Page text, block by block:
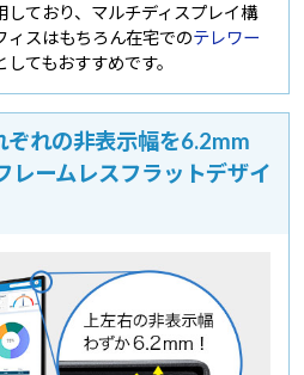
しており、マルチディスプレイ構
ィスはもちろん在宅でのテレワー
てもおすすめです。
ぞれの非表示幅を6.2mm
レームレスフラットデザイ